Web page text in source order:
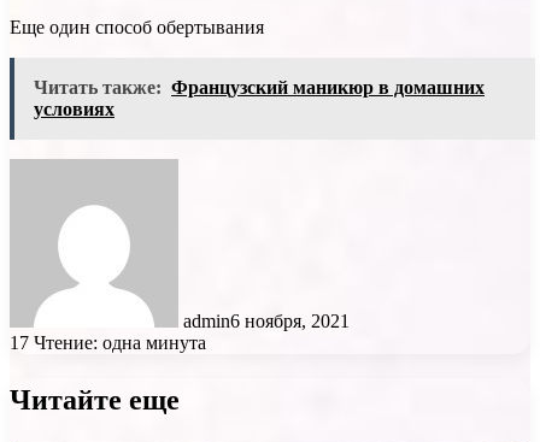
Еще один способ обертывания
Читать также: Французский маникюр в домашних
условиях
admin6 ноября, 2021
17 Чтение: одна минута
Читайте еще